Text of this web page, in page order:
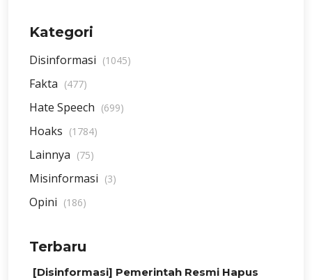
Kategori
Disinformasi (1045)
Fakta (477)
Hate Speech (699)
Hoaks (1784)
Lainnya (75)
Misinformasi (3)
Opini (186)
Terbaru
[Disinformasi] Pemerintah Resmi Hapus